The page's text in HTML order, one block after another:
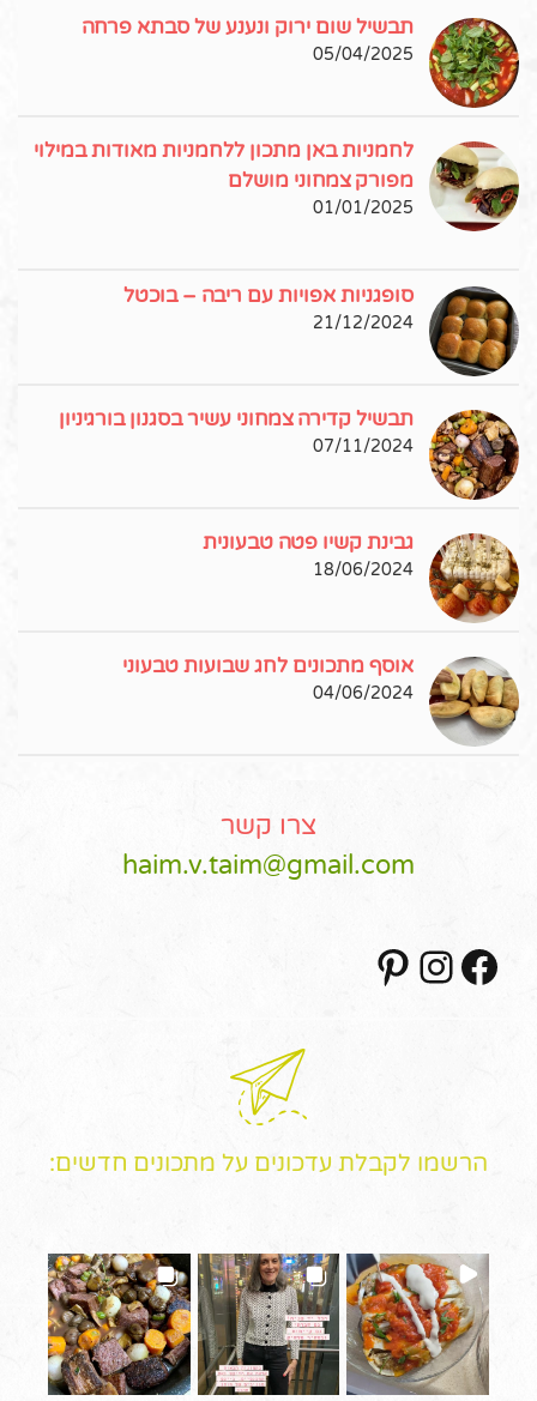
תבשיל שום ירוק ונענע של סבתא פרחה
05/04/2025
לחמניות באן מתכון ללחמניות מאודות במילוי
מפורק צמחוני מושלם
01/01/2025
סופגניות אפויות עם ריבה – בוכטל
21/12/2024
תבשיל קדירה צמחוני עשיר בסגנון בורגיניון
07/11/2024
גבינת קשיו פטה טבעונית
18/06/2024
אוסף מתכונים לחג שבועות טבעוני
04/06/2024
צרו קשר
haim.v.taim@gmail.com
Facebook
Instagram
הרשמו לקבלת עדכונים על מתכונים חדשים: